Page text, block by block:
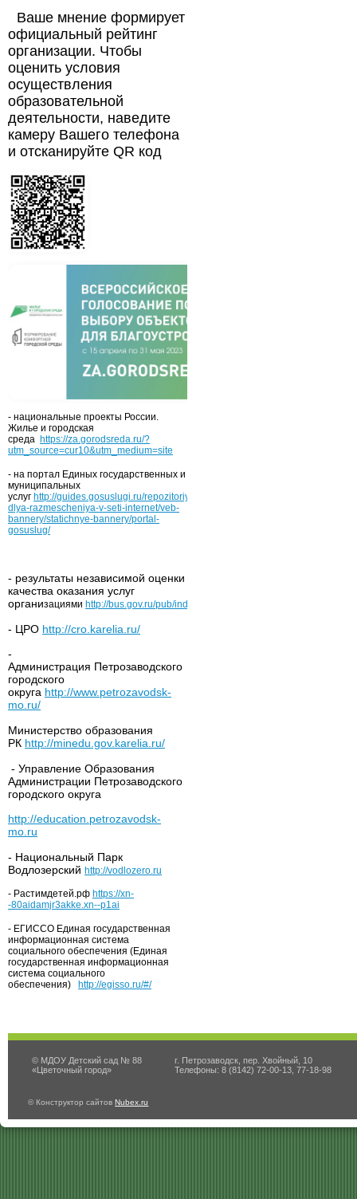
Ваше мнение формирует
официальный рейтинг
организации. Чтобы
оценить условия
осуществления
образовательной
деятельности, наведите
камеру Вашего телефона
и отсканируйте QR код
- национальные проекты России.
Жилье и городская
среда https://za.gorodsreda.ru/?
utm_source=cur10&utm_medium=site
- на портал Единых государственных и
муниципальных
услуг http://guides.gosuslugi.ru/repozitoriy/materialy-
dlya-razmescheniya-v-seti-internet/veb-
bannery/statichnye-bannery/portal-
gosuslug/
- результаты независимой оценки
качества оказания услуг
организациями http://bus.gov.ru/pub/independentRating/list
- ЦРО http://cro.karelia.ru/
-
Администрация Петрозаводского
городского
округа http://www.petrozavodsk-
mo.ru/
Министерство образования
РК http://minedu.gov.karelia.ru/
- Управление Образования
Администрации Петрозаводского
городского округа
http://education.petrozavodsk-
mo.ru
- Национальный Парк
Водлозерский http://vodlozero.ru
- Растимдетей.рф https://xn-
-80aidamjr3akke.xn--p1ai
- ЕГИССО Единая государственная
информационная система
социального обеспечения (Единая
государственная информационная
система социального
обеспечения)
http://egisso.ru/#/
© МДОУ Детский сад № 88
«Цветочный город»
г. Петрозаводск, пер. Хвойный, 10
Телефоны: 8 (8142) 72-00-13, 77-18-98
© Конструктор сайтовNubex.ru